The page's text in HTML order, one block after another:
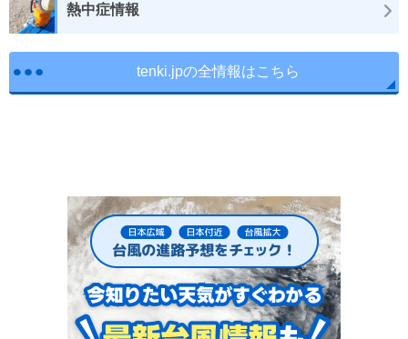
熱中症情報
tenki.jpの全情報はこちら